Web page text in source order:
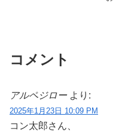
コメント
アルペジロー より:
2025年1月23日 10:09 PM
コン太郎さん、